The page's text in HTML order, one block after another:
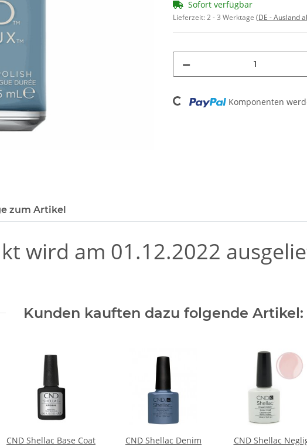
Sofort verfügbar
Lieferzeit:2 - 3 Werktage (DE - Ausland
Loading... Komponenten
zum Artikel
wird am 01.12.2022
Kunden kauften dazu folgende Artikel:
CND Shellac Base Coat
CND Shellac Denim
CND Shellac